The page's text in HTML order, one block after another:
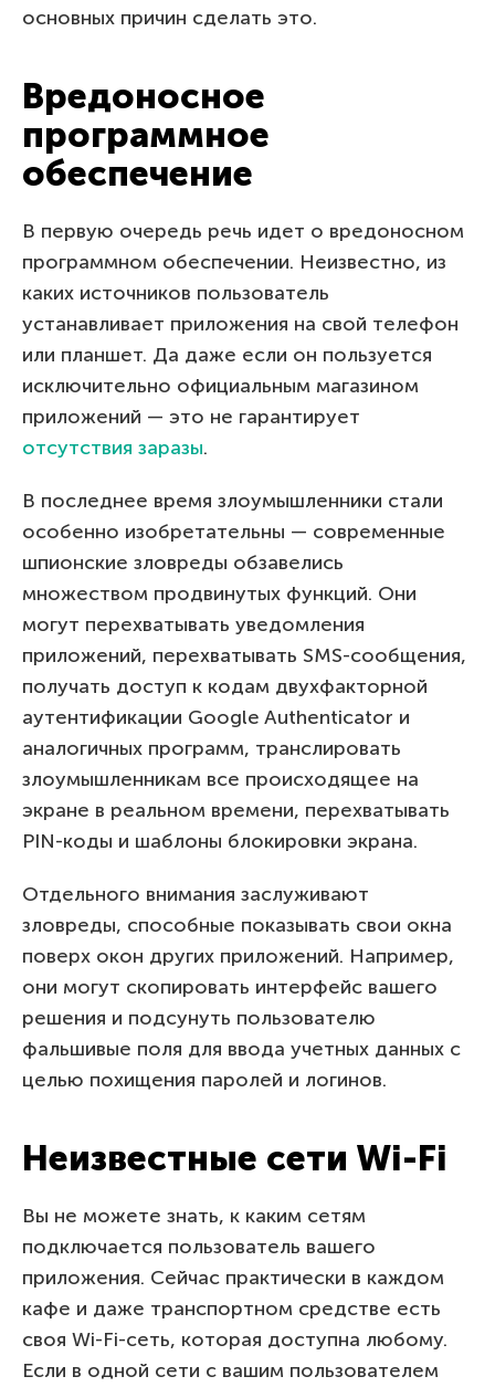
основных причин сделать это.
Вредоносное
программное
обеспечение
В первую очередь речь идет о вредоносном
программном обеспечении. Неизвестно, из
каких источников пользователь
устанавливает приложения на свой телефон
или планшет. Да даже если он пользуется
исключительно официальным магазином
приложений — это не гарантирует
отсутствия заразы.
В последнее время злоумышленники стали
особенно изобретательны — современные
шпионские зловреды обзавелись
множеством продвинутых функций. Они
могут перехватывать уведомления
приложений, перехватывать SMS-сообщения,
получать доступ к кодам двухфакторной
аутентификации Google Authenticator и
аналогичных программ, транслировать
злоумышленникам все происходящее на
экране в реальном времени, перехватывать
PIN-коды и шаблоны блокировки экрана.
Отдельного внимания заслуживают
зловреды, способные показывать свои окна
поверх окон других приложений. Например,
они могут скопировать интерфейс вашего
решения и подсунуть пользователю
фальшивые поля для ввода учетных данных с
целью похищения паролей и логинов.
Неизвестные сети Wi-Fi
Вы не можете знать, к каким сетям
подключается пользователь вашего
приложения. Сейчас практически в каждом
кафе и даже транспортном средстве есть
своя Wi-Fi-сеть, которая доступна любому.
Если в одной сети с вашим пользователем